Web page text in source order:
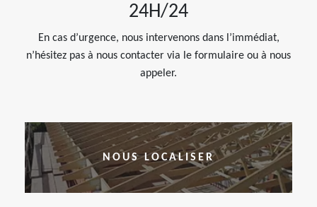
24H/24
En cas d’urgence, nous intervenons dans l’immédiat,
n’hésitez pas à nous contacter via le formulaire ou à nous
appeler.
NOUS LOCALISER